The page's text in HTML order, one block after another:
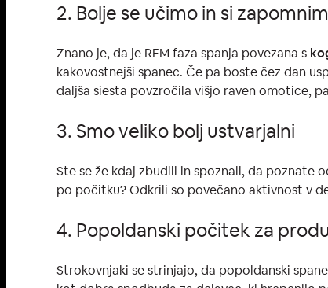
2. Bolje se učimo in si
Znano je, da je REM faza spanja povezana s
kakovostnejši spanec. Če pa boste čez dan
daljša siesta povzročila višjo raven omotice,
3. Smo veliko bolj ustvarjalni
Ste se že kdaj zbudili in spoznali, da poznate
po počitku? Odkrili so povečano aktivnost v
4. Popoldanski počitek za
Strokovnjaki se strinjajo, da popoldanski